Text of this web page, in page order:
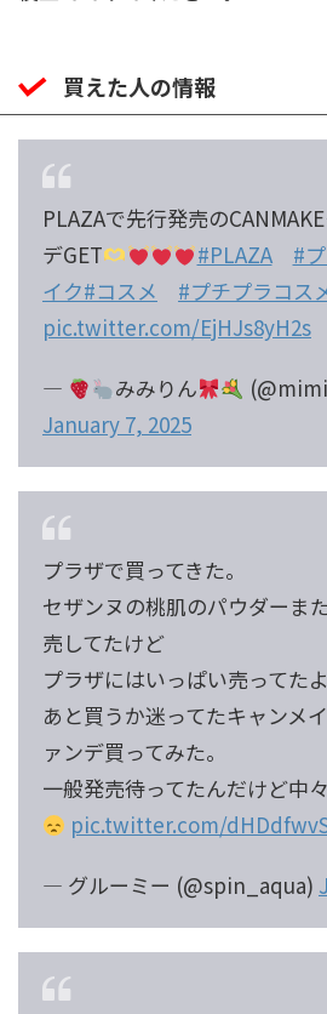
買えた人の情報
PLAZAで先行発売の
デGET
#PLAZA #
イク#コスメ
#プチプラコス
pic.twitter.com/EjHJs8yH2s
—
みみりん
January 7, 2025
プラザで買ってきた。
セザンヌの桃肌のパウダーま
売してたけど
プラザにはいっぱい売ってたよ
あと買うか迷ってたキャンメ
ァンデ買ってみた。
一般発売待ってたんだけど中
pic.twitter.com/
— グルーミー (@spin_aqua)